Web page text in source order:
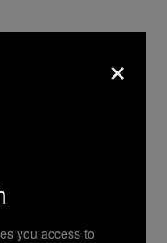
×
you access to